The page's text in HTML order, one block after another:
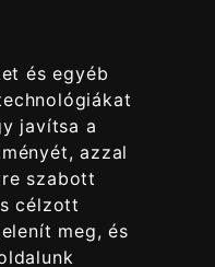
és egyéb
javítsa a
azzal
szabott
célzott
meg, és